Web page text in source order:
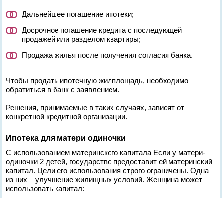
Дальнейшее погашение ипотеки;
Досрочное погашение кредита с последующей
продажей или разделом квартиры;
Продажа жилья после получения согласия банка.
Чтобы продать ипотечную жилплощадь, необходимо
обратиться в банк с заявлением.
Решения, принимаемые в таких случаях, зависят от
конкретной кредитной организации.
Ипотека для матери одиночки
С использованием материнского капитала Если у матери-
одиночки 2 детей, государство предоставит ей материнский
капитал. Цели его использования строго ограничены. Одна
из них – улучшение жилищных условий. Женщина может
использовать капитал: